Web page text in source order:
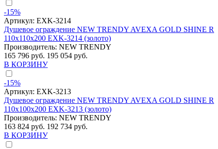
-15%
Артикул: EXK-3214
Душевое ограждение NEW TRENDY AVEXA GOLD SHINE R
110x110x200 EXK-3214 (золото)
Производитель: NEW TRENDY
165 796 руб. 195 054 руб.
В КОРЗИНУ
-15%
Артикул: EXK-3213
Душевое ограждение NEW TRENDY AVEXA GOLD SHINE R
110x100x200 EXK-3213 (золото)
Производитель: NEW TRENDY
163 824 руб. 192 734 руб.
В КОРЗИНУ